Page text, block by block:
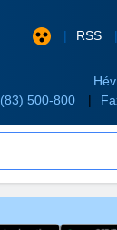
RSS
(83) 500-800